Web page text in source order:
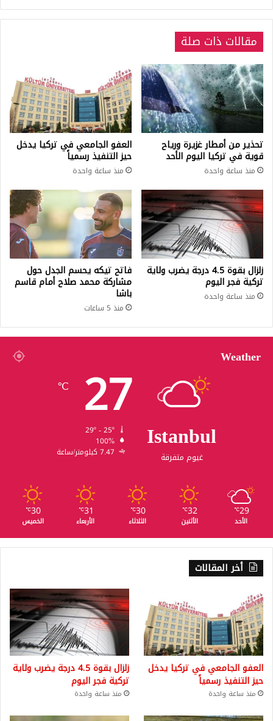
مقالات ذات صلة
تحذير من أمطار غزيرة ورياح
قوية في تركيا اليوم الأحد
منذ ساعة واحدة
العفو الجامعي في تركيا يدخل
حيز التنفيذ رسمياً
منذ ساعة واحدة
زلزال بقوة 4.5 درجة يضرب ولاية
تركية فجر اليوم
منذ ساعة واحدة
فاتح تيكه يحسم الجدل حول
مشاركة محمد صلاح أمام قاسم
باشا
منذ 5 ساعات
Weather
Istanbul
غيوم متفرقة
27
℃
100%
7.47 كيلومتر/ساعة
29
℃
الأحد
32
℃
الأثنين
30
℃
الثلاثاء
31
℃
الأربعاء
30
℃
الخميس
أخر المقالات
العفو الجامعي في تركيا يدخل
حيز التنفيذ رسمياً
منذ ساعة واحدة
زلزال بقوة 4.5 درجة يضرب ولاية
تركية فجر اليوم
منذ ساعة واحدة